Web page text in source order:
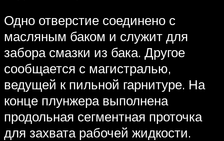
Одно отверстие соединено с
масляным баком и служит для
забора смазки из бака. Другое
сообщается с магистралью,
ведущей к пильной гарнитуре. На
конце плунжера выполнена
продольная сегментная проточка
для захвата рабочей жидкости.